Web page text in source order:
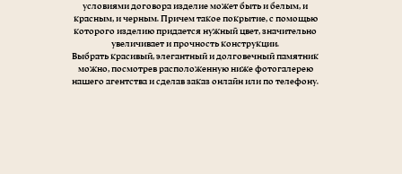
условиями договора изделие может быть и белым, и
красным, и черным. Причем такое покрытие, с помощью
которого изделию придается нужный цвет, значительно
увеличивает и прочность конструкции.
Выбрать красивый, элегантный и долговечный памятник
можно, посмотрев расположенную ниже фотогалерею
нашего агентства и сделав заказ онлайн или по телефону.